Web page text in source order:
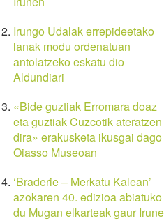
Irungo Udalak errepideetako
lanak modu ordenatuan
antolatzeko eskatu dio
Aldundiari
«Bide guztiak Erromara doaz
eta guztiak Cuzcotik ateratzen
dira» erakusketa ikusgai dago
Oiasso Museoan
‘Braderie – Merkatu Kalean’
azokaren 40. edizioa abiatuko
du Mugan elkarteak gaur